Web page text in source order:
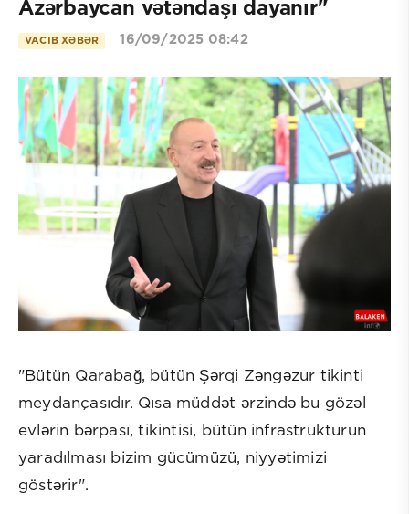
Azərbaycan vətəndaşı dayanır"
VACIB XƏBƏR 16/09/2025 08:42
"Bütün Qarabağ, bütün Şərqi Zəngəzur tikinti
meydançasıdır. Qısa müddət ərzində bu gözəl
evlərin bərpası, tikintisi, bütün infrastrukturun
yaradılması bizim gücümüzü, niyyətimizi
göstərir".